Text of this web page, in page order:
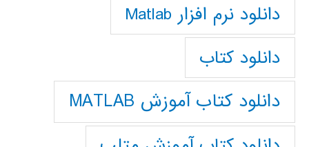
دانلود نرم افزار Matlab
دانلود کتاب
دانلود کتاب آموزش MATLAB